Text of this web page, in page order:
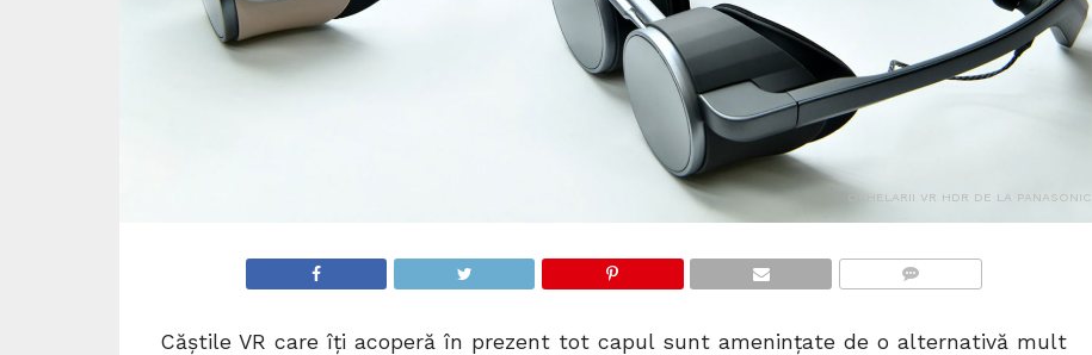
OCHELARII VR HDR DE LA PANASONIC
Căștile VR care îți acoperă în prezent tot capul sunt amenințate de o alternativă mult